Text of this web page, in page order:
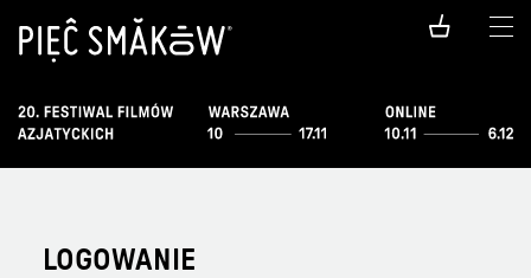
LOGOWANIE